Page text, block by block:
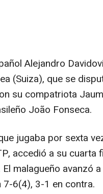
Alejandro
(Suiza), que se
su compatriota
João Fonseca.
jugaba por sexta
accedió a su cuarta
malagueño avanzó
6(4), 3-1 en contra.